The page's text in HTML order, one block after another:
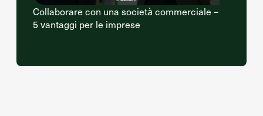
Collaborare con una società commerciale –
5 vantaggi per le imprese